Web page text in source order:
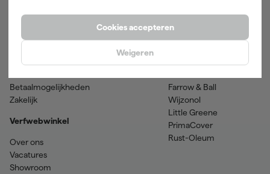
Cookies accepteren
Weigeren
Spuitbussen
Hulp & contact
Klantenservice
Betaalmogelijkheden
Zakelijk
Verfwebwinkel
Over ons
Vacatures
Showroom
Merken
Farrow & Ball
Wijzonol
Little Greene
PrimaCover
Rust-Oleum